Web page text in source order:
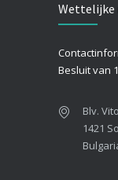
26/07/2025
25/07/2025
Wettelijke
Besluit van
Blv.
1421